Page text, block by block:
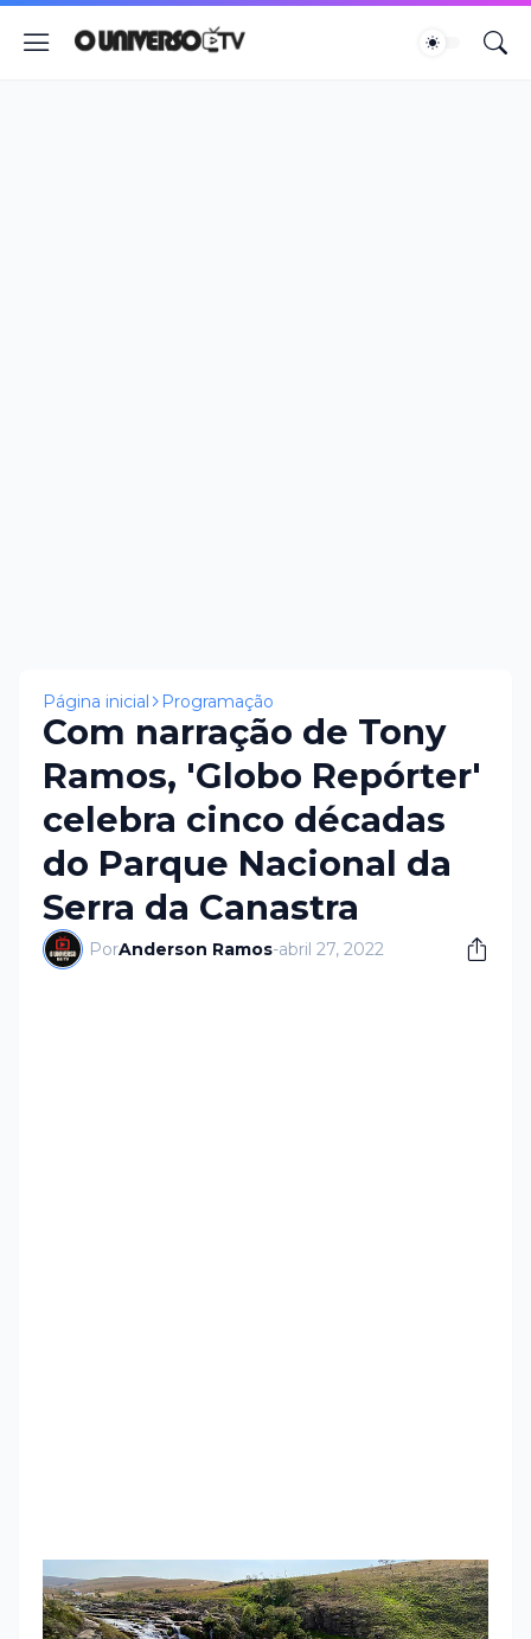
Página inicial Programação
Com narração de Tony
Ramos, 'Globo Repórter'
celebra cinco décadas
do Parque Nacional da
Serra da Canastra
PorAnderson Ramos-abril 27, 2022